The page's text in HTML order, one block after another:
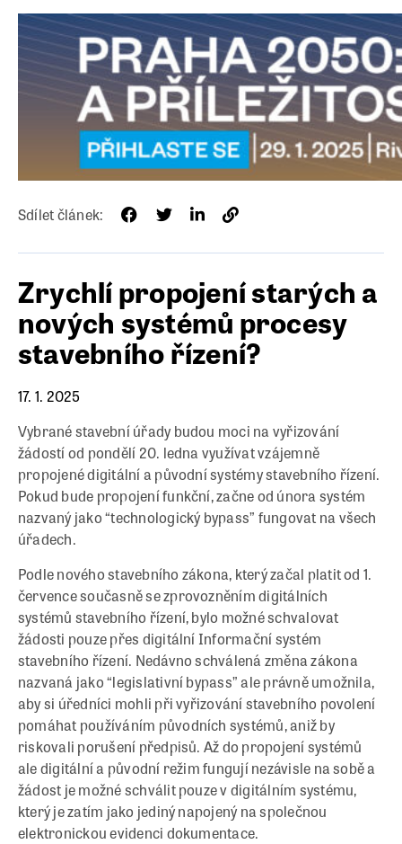
Sdílet článek:
Zrychlí propojení starých a
nových systémů procesy
stavebního řízení?
17. 1. 2025
Vybrané stavební úřady budou moci na vyřizování
žádostí od pondělí 20. ledna využívat vzájemně
propojené digitální a původní systémy stavebního řízení.
Pokud bude propojení funkční, začne od února systém
nazvaný jako “technologický bypass” fungovat na všech
úřadech.
Podle nového stavebního zákona, který začal platit od 1.
července současně se zprovozněním digitálních
systémů stavebního řízení, bylo možné schvalovat
žádosti pouze přes digitální Informační systém
stavebního řízení. Nedávno schválená změna zákona
nazvaná jako “legislativní bypass” ale právně umožnila,
aby si úředníci mohli při vyřizování stavebního povolení
pomáhat používáním původních systémů, aniž by
riskovali porušení předpisů. Až do propojení systémů
ale digitální a původní režim fungují nezávisle na sobě a
žádost je možné schválit pouze v digitálním systému,
který je zatím jako jediný napojený na společnou
elektronickou evidenci dokumentace.